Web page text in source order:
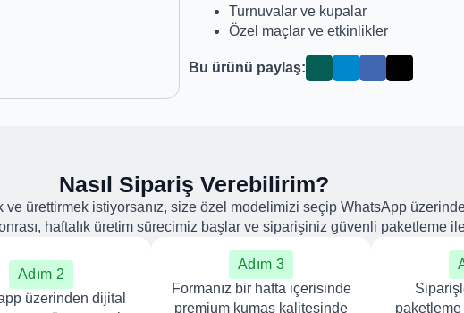
Turnuvalar ve kupalar
Özel maçlar ve etkinlikler
Bu ürünü paylaş:
Nasıl Sipariş Verebilirim?
ve ürettirmek istiyorsanız, size özel modelimizi seçip WhatsApp
haftalık üretim sürecimiz başlar ve siparişiniz güvenli paketleme
Adım 2
üzerinden dijital
Adım 3
Formanız bir hafta içerisinde
premium kumaş kalitesinde
paketleme